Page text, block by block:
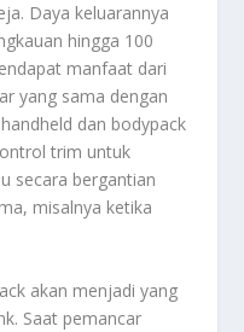
Daya keluarannya
hingga 100
manfaat dari
yang sama dengan
dan bodypack
trim untuk
secara bergantian
misalnya ketika
akan menjadi yang
Saat pemancar